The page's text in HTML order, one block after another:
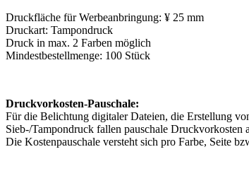
Druckfläche für Werbeanbringung: ¥ 25 mm
Druckart: Tampondruck
Druck in max. 2 Farben möglich
Mindestbestellmenge: 100 Stück
Druckvorkosten-Pauschale:
Für die Belichtung digitaler Dateien, die Erstellung
Sieb-/Tampondruck fallen pauschale Druckvorkosten
Die Kostenpauschale versteht sich pro Farbe, Seite